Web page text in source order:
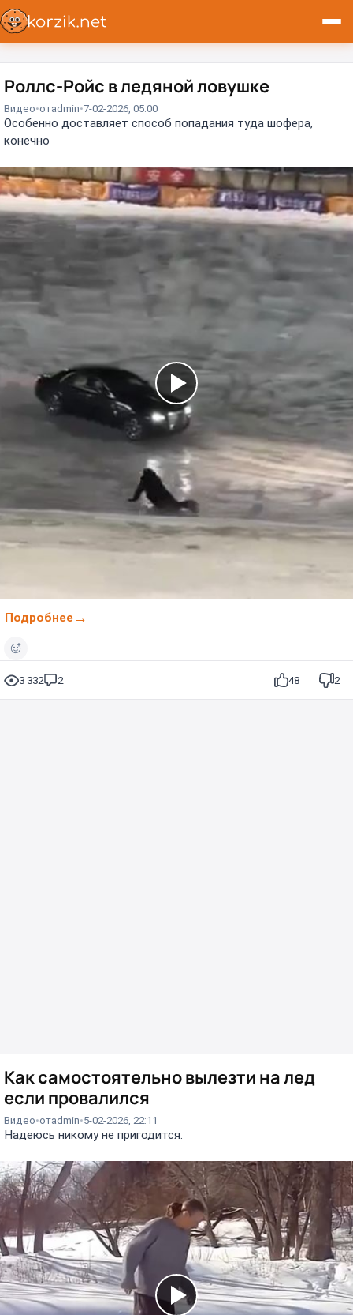
Роллс-Ройс в ледяной ловушке⁠⁠
Видео отadmin 7-02-2026, 05:00
Особенно доставляет способ попадания туда шофера,
конечно
Подробнее
3 332 2 48 2
Как самостоятельно вылезти на лед
если провалился⁠⁠
Видео отadmin 5-02-2026, 22:11
Надеюсь никому не пригодится.